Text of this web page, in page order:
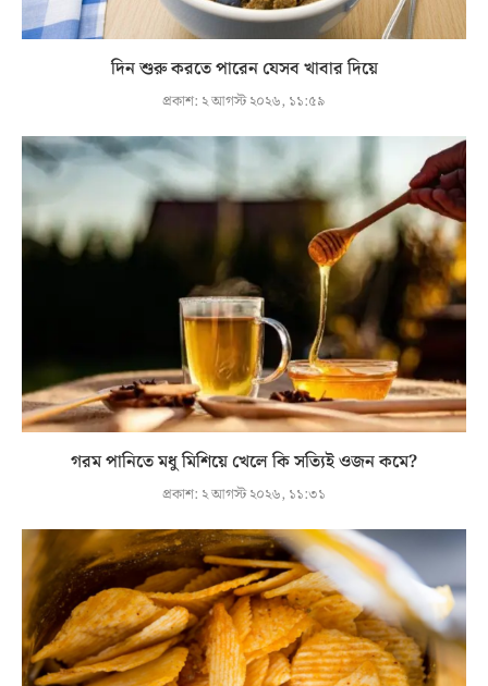
দিন শুরু করতে পারেন যেসব খাবার দিয়ে
প্রকাশ: ২ আগস্ট ২০২৬, ১১:৫৯
গরম পানিতে মধু মিশিয়ে খেলে কি সত্যিই ওজন কমে?
প্রকাশ: ২ আগস্ট ২০২৬, ১১:৩১